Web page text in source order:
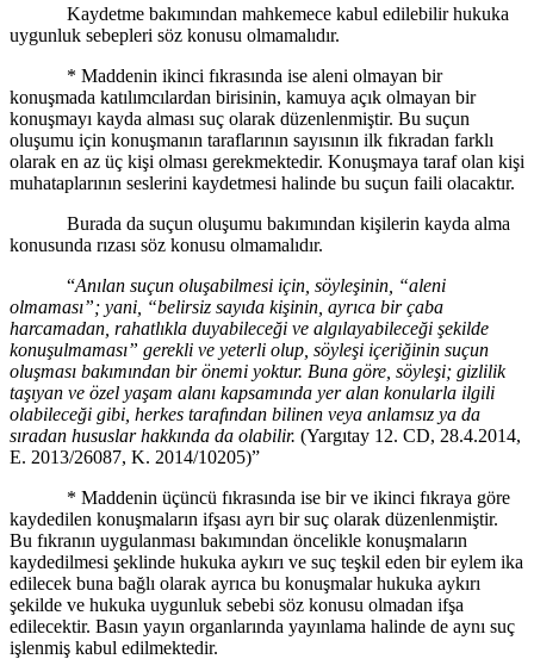
Kaydetme bakımından mahkemece kabul edilebilir hukuka
uygunluk sebepleri söz konusu olmamalıdır.
* Maddenin ikinci fıkrasında ise aleni olmayan bir
konuşmada katılımcılardan birisinin, kamuya açık olmayan bir
konuşmayı kayda alması suç olarak düzenlenmiştir. Bu suçun
oluşumu için konuşmanın taraflarının sayısının ilk fıkradan farklı
olarak en az üç kişi olması gerekmektedir. Konuşmaya taraf olan kişi
muhataplarının seslerini kaydetmesi halinde bu suçun faili olacaktır.
Burada da suçun oluşumu bakımından kişilerin kayda alma
konusunda rızası söz konusu olmamalıdır.
“Anılan suçun oluşabilmesi için, söyleşinin, “aleni
olmaması”; yani, “belirsiz sayıda kişinin, ayrıca bir çaba
harcamadan, rahatlıkla duyabileceği ve algılayabileceği şekilde
konuşulmaması” gerekli ve yeterli olup, söyleşi içeriğinin suçun
oluşması bakımından bir önemi yoktur. Buna göre, söyleşi; gizlilik
taşıyan ve özel yaşam alanı kapsamında yer alan konularla ilgili
olabileceği gibi, herkes tarafından bilinen veya anlamsız ya da
sıradan hususlar hakkında da olabilir. (Yargıtay 12. CD, 28.4.2014,
E. 2013/26087, K. 2014/10205)”
* Maddenin üçüncü fıkrasında ise bir ve ikinci fıkraya göre
kaydedilen konuşmaların ifşası ayrı bir suç olarak düzenlenmiştir.
Bu fıkranın uygulanması bakımından öncelikle konuşmaların
kaydedilmesi şeklinde hukuka aykırı ve suç teşkil eden bir eylem ika
edilecek buna bağlı olarak ayrıca bu konuşmalar hukuka aykırı
şekilde ve hukuka uygunluk sebebi söz konusu olmadan ifşa
edilecektir. Basın yayın organlarında yayınlama halinde de aynı suç
işlenmiş kabul edilmektedir.